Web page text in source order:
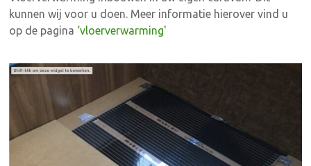
kunnen wij voor u doen. Meer informatie hierover vind u
op de pagina ‘vloerverwarming'